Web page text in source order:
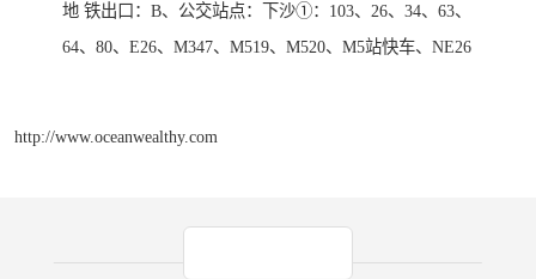
地 铁出口：B、公交站点：下沙①：103、26、34、63、
64、80、E26、M347、M519、M520、M5站快车、NE26
http://www.oceanwealthy.com